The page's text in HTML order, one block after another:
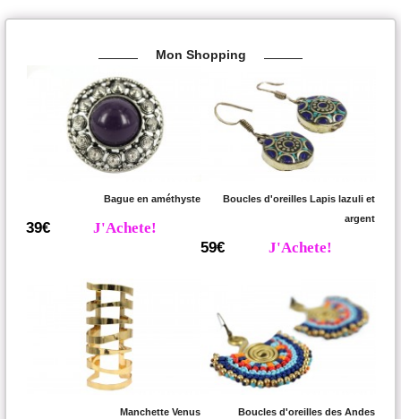
Mon Shopping
Bague en améthyste
39€ J'Achete!
Boucles d'oreilles Lapis lazuli et
argent
59€ J'Achete!
Manchette Venus Boucles d'oreilles des Andes